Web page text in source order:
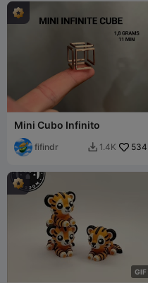
Mini Cubo Infinito
fifindr  1.4K 534
GIF